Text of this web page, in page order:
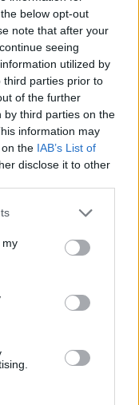
below opt-out
note that after your
seeing
utilized by
third parties prior to
of the further
by third parties on the
information may
the IAB’s List of
disclose it to other
my
SAI
#TUTO
4, 2023
X:n puolella .
Aatos Koivulta mahtava
Pikkuleijonissa – katso